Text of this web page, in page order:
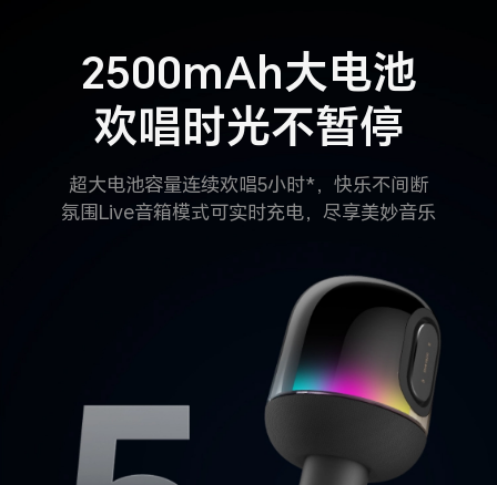
2500mAh大电池
欢唱时光不暂停
超大电池容量连续欢唱5小时*，快乐不间断
氛围Live音箱模式可实时充电，尽享美妙音乐